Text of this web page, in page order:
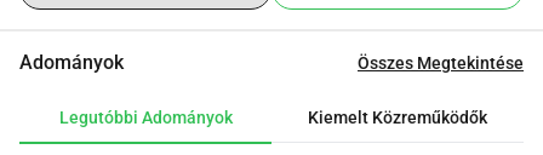
Adományok Összes Megtekintése
Legutóbbi Adományok Kiemelt Közreműködők